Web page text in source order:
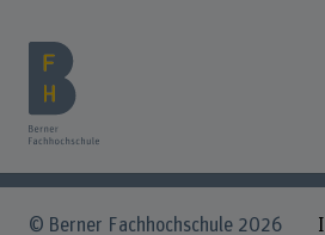
© Berner Fachhochschule 2026